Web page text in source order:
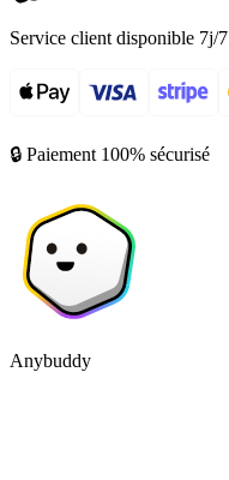
Service client disponible 7j/7
🔒 Paiement 100% sécurisé
Anybuddy